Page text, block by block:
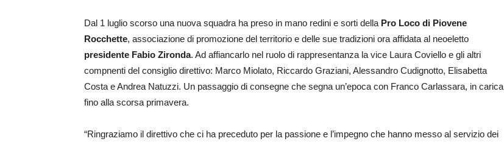
Dal 1 luglio scorso una nuova squadra ha preso in mano redini e sorti della Pro Loco di Piovene
Rocchette, associazione di promozione del territorio e delle sue tradizioni ora affidata al neoeletto
presidente Fabio Zironda. Ad affiancarlo nel ruolo di rappresentanza la vice Laura Coviello e gli altri
compnenti del consiglio direttivo: Marco Miolato, Riccardo Graziani, Alessandro Cudignotto, Elisabetta
Costa e Andrea Natuzzi. Un passaggio di consegne che segna un’epoca con Franco Carlassara, in carica
fino alla scorsa primavera.
“Ringraziamo il direttivo che ci ha preceduto per la passione e l’impegno che hanno messo al servizio dei